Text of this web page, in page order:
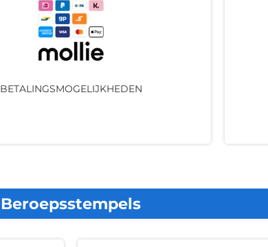
BETALINGSMOGELIJKHEDEN
Beroepsstempels